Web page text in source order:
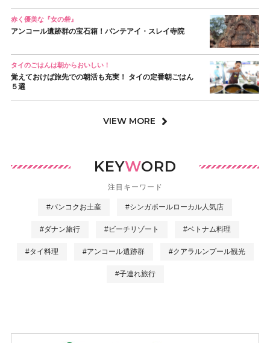
赤く優美な『女の砦』
アンコール遺跡群の宝石箱！バンテアイ・スレイ寺院
タイのごはんは朝からおいしい！
覚えておけば旅先での朝活も充実！ タイの定番朝ごはん
５選
VIEW MORE
KEYWORD
注目キーワード
#バンコクお土産 #シンガポールローカル人気店
#ダナン旅行 #ビーチリゾート #ベトナム料理
#タイ料理 #アンコール遺跡群 #クアラルンプール観光
#子連れ旅行